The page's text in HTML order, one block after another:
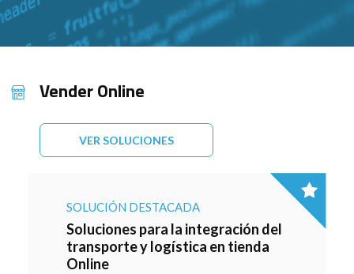
Vender Online
VER SOLUCIONES
SOLUCIÓN DESTACADA
Soluciones para la integración del
transporte y logística en tienda
Online